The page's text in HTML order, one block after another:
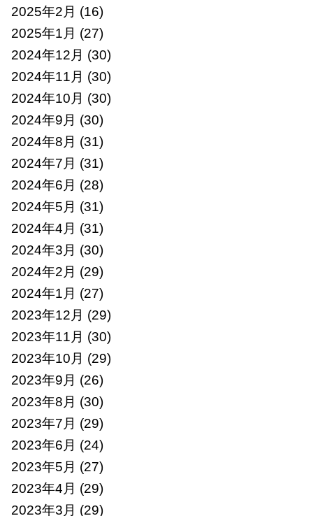
2025年2月 (16)
2025年1月 (27)
2024年12月 (30)
2024年11月 (30)
2024年10月 (30)
2024年9月 (30)
2024年8月 (31)
2024年7月 (31)
2024年6月 (28)
2024年5月 (31)
2024年4月 (31)
2024年3月 (30)
2024年2月 (29)
2024年1月 (27)
2023年12月 (29)
2023年11月 (30)
2023年10月 (29)
2023年9月 (26)
2023年8月 (30)
2023年7月 (29)
2023年6月 (24)
2023年5月 (27)
2023年4月 (29)
2023年3月 (29)